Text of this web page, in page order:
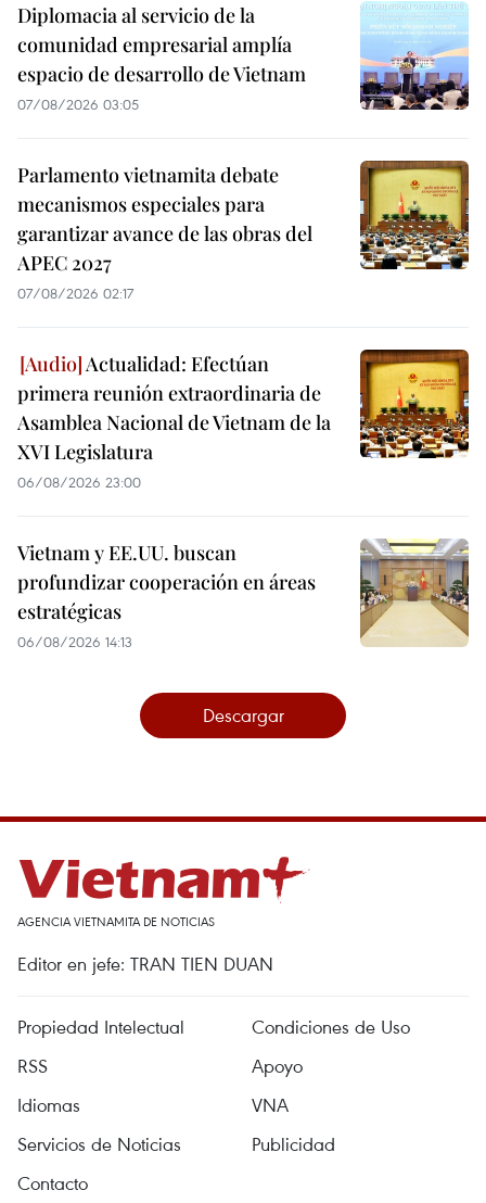
Diplomacia al servicio de la
comunidad empresarial amplía
espacio de desarrollo de Vietnam
07/08/2026 03:05
Parlamento vietnamita debate
mecanismos especiales para
garantizar avance de las obras del
APEC 2027
07/08/2026 02:17
Actualidad: Efectúan
primera reunión extraordinaria de
Asamblea Nacional de Vietnam de la
XVI Legislatura
06/08/2026 23:00
Vietnam y EE.UU. buscan
profundizar cooperación en áreas
estratégicas
06/08/2026 14:13
Descargar
AGENCIA VIETNAMITA DE NOTICIAS
Editor en jefe: TRAN TIEN DUAN
Propiedad Intelectual
Condiciones de Uso
RSS
Apoyo
Idiomas
VNA
Servicios de Noticias
Publicidad
Contacto